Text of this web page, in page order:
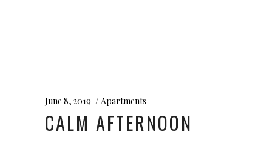
June 8, 2019 Apartments
CALM AFTERNOON